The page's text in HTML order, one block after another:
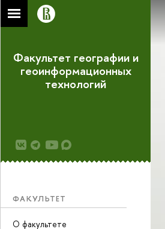
Факультет географии и
геоинформационных
технологий
ФАКУЛЬТЕТ
О факультете